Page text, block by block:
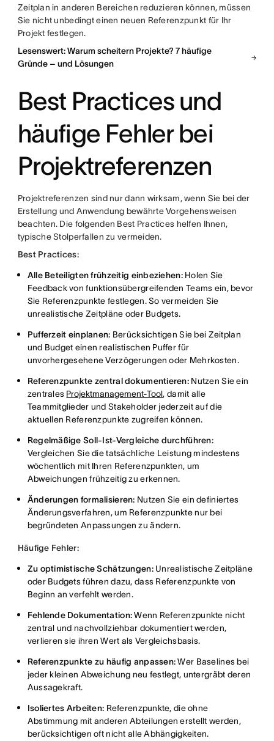
Zeitplan in anderen Bereichen reduzieren können, müssen
Sie nicht unbedingt einen neuen Referenzpunkt für Ihr
Projekt festlegen.
Lesenswert: Warum scheitern Projekte? 7 häufige
Gründe – und Lösungen
Best Practices und
häufige Fehler bei
Projektreferenzen
Projektreferenzen sind nur dann wirksam, wenn Sie bei der
Erstellung und Anwendung bewährte Vorgehensweisen
beachten. Die folgenden Best Practices helfen Ihnen,
typische Stolperfallen zu vermeiden.
Best Practices:
Alle Beteiligten frühzeitig einbeziehen:Holen Sie
Feedback von funktionsübergreifenden Teams ein, bevor
Sie Referenzpunkte festlegen. So vermeiden Sie
unrealistische Zeitpläne oder Budgets.
Pufferzeit einplanen: Berücksichtigen Sie bei Zeitplan
und Budget einen realistischen Puffer für
unvorhergesehene Verzögerungen oder Mehrkosten.
Referenzpunkte zentral dokumentieren: Nutzen Sie ein
zentrales Projektmanagement-Tool, damit alle
Teammitglieder und Stakeholder jederzeit auf die
aktuellen Referenzpunkte zugreifen können.
Regelmäßige Soll-Ist-Vergleiche durchführen:
Vergleichen Sie die tatsächliche Leistung mindestens
wöchentlich mit Ihren Referenzpunkten, um
Abweichungen frühzeitig zu erkennen.
Änderungen formalisieren: Nutzen Sie ein definiertes
Änderungsverfahren, um Referenzpunkte nur bei
begründeten Anpassungen zu ändern.
Häufige Fehler:
Zu optimistische Schätzungen:Unrealistische Zeitpläne
oder Budgets führen dazu, dass Referenzpunkte von
Beginn an verfehlt werden.
Fehlende Dokumentation:Wenn Referenzpunkte nicht
zentral und nachvollziehbar dokumentiert werden,
verlieren sie ihren Wert als Vergleichsbasis.
Referenzpunkte zu häufig anpassen:Wer Baselines bei
jeder kleinen Abweichung neu festlegt, untergräbt deren
Aussagekraft.
Isoliertes Arbeiten: Referenzpunkte, die ohne
Abstimmung mit anderen Abteilungen erstellt werden,
berücksichtigen oft nicht alle Abhängigkeiten.